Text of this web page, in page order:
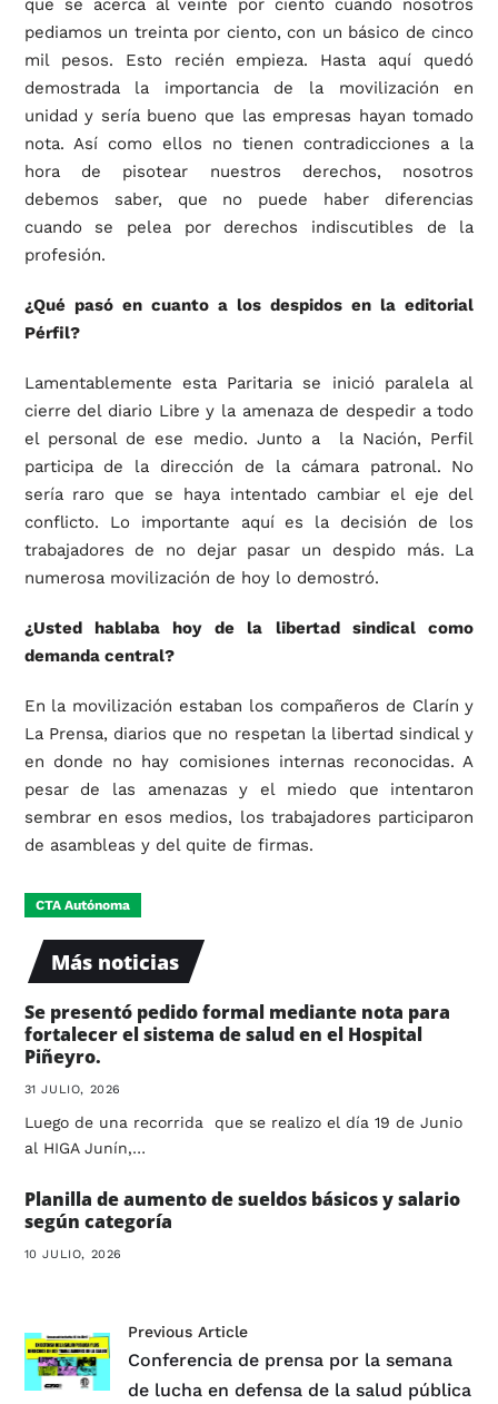
que se acerca al veinte por ciento cuando nosotros
pediamos un treinta por ciento, con un básico de cinco
mil pesos. Esto recién empieza. Hasta aquí quedó
demostrada la importancia de la movilización en
unidad y sería bueno que las empresas hayan tomado
nota. Así como ellos no tienen contradicciones a la
hora de pisotear nuestros derechos, nosotros
debemos saber, que no puede haber diferencias
cuando se pelea por derechos indiscutibles de la
profesión.
¿Qué pasó en cuanto a los despidos en la editorial
Pérfil?
Lamentablemente esta Paritaria se inició paralela al
cierre del diario Libre y la amenaza de despedir a todo
el personal de ese medio. Junto a la Nación, Perfil
participa de la dirección de la cámara patronal. No
sería raro que se haya intentado cambiar el eje del
conflicto. Lo importante aquí es la decisión de los
trabajadores de no dejar pasar un despido más. La
numerosa movilización de hoy lo demostró.
¿Usted hablaba hoy de la libertad sindical como
demanda central?
En la movilización estaban los compañeros de Clarín y
La Prensa, diarios que no respetan la libertad sindical y
en donde no hay comisiones internas reconocidas. A
pesar de las amenazas y el miedo que intentaron
sembrar en esos medios, los trabajadores participaron
de asambleas y del quite de firmas.
CTA Autónoma
Más noticias
Se presentó pedido formal mediante nota para
fortalecer el sistema de salud en el Hospital
Piñeyro.
31 JULIO, 2026
Luego de una recorrida que se realizo el día 19 de Junio
al HIGA Junín,…
Planilla de aumento de sueldos básicos y salario
según categoría
10 JULIO, 2026
Previous Article
Conferencia de prensa por la semana
de lucha en defensa de la salud pública